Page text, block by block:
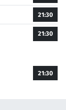
21:30
21:30
21:30